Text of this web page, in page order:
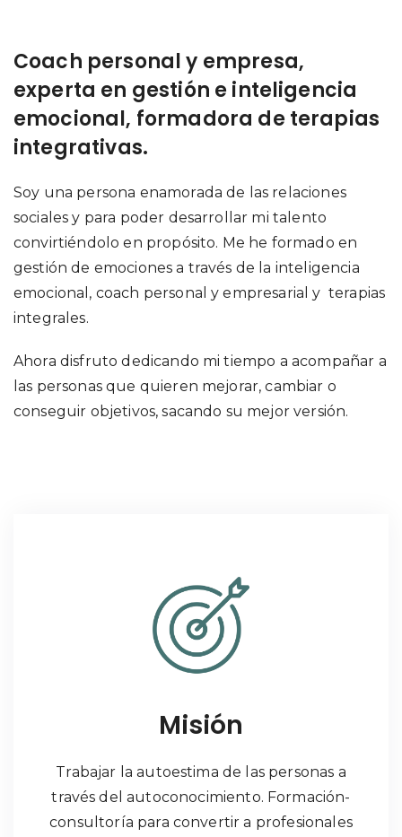
Coach personal y empresa,
experta en gestión e inteligencia
emocional, formadora de terapias
integrativas.
Soy una persona enamorada de las relaciones
sociales y para poder desarrollar mi talento
convirtiéndolo en propósito. Me he formado en
gestión de emociones a través de la inteligencia
emocional, coach personal y empresarial y terapias
integrales.
Ahora disfruto dedicando mi tiempo a acompañar a
las personas que quieren mejorar, cambiar o
conseguir objetivos, sacando su mejor versión.
Misión
Trabajar la autoestima de las personas a
través del autoconocimiento. Formación-
consultoría para convertir a profesionales